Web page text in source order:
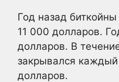
Год назад
11 000 долларов.
долларов. В
закрывался
долларов.